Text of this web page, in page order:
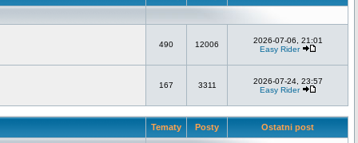
490 12006
2026-07-06, 21:01
Easy Rider
167 3311
2026-07-24, 23:57
Easy Rider
Tematy Posty Ostatni post